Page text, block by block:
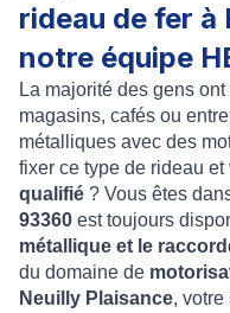
rideau de fer à
notre équipe
La majorité des gens
magasins, cafés ou
métalliques avec des
fixer ce type de rideau
qualifié ? Vous êtes
93360 est toujours
métallique et le
du domaine de
Neuilly Plaisance, votre